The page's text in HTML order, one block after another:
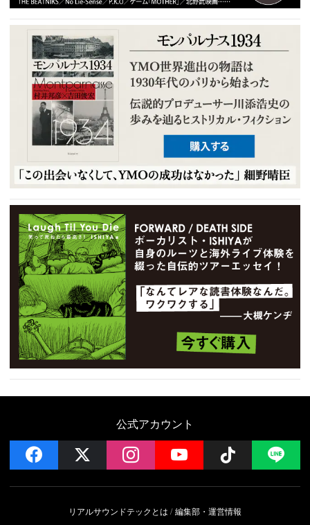
公式アカウント
facebook instagramYouTube Follow
リアルサウンドテックとは 編集部・運営情報